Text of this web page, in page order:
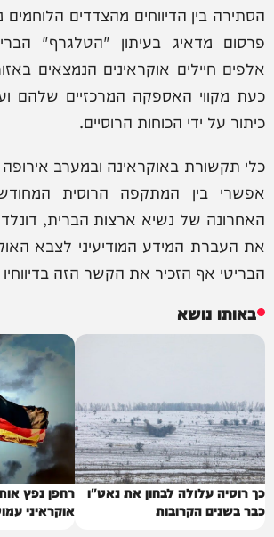
הסתירה בין הדיווחים מהצדדים
פרסום מדאיג בעיתון "הטלגרף"
אלפים חיילים אוקראינים הנמצאים
כעת מקווי האספקה המרכזיים שלהם
כיתור על ידי הכוחות הרוסיים.
כלי תקשורת באוקראינה ובמערב
אפשרי בין המתקפה הרוסית
האחרונה של נשיא ארצות הברית,
את העברת המידע המודיעיני לצבא
הבריטי אף הזכיר את הקשר הזה
באותו נושא
כך רוסיה עלולה לבחון את נאט"ו
כבר בשנים הקרובות
רחפן נפץ
אוקראיני